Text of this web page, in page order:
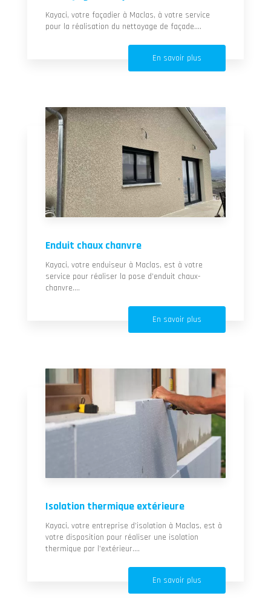
Kayaci, votre façadier à Maclas, à votre service
pour la réalisation du nettoyage de façade....
En savoir plus
Enduit chaux chanvre
Kayaci, votre enduiseur à Maclas, est à votre
service pour réaliser la pose d’enduit chaux-
chanvre....
En savoir plus
Isolation thermique extérieure
Kayaci, votre entreprise d’isolation à Maclas, est à
votre disposition pour réaliser une isolation
thermique par l’extérieur....
En savoir plus